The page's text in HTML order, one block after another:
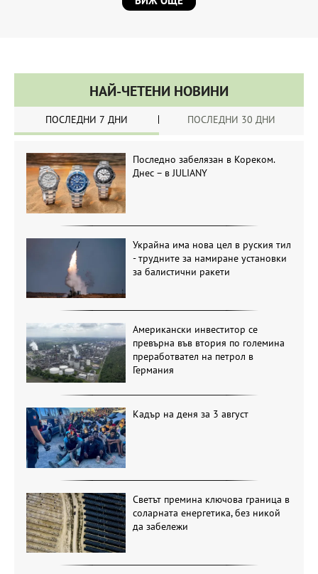
НАЙ-ЧЕТЕНИ НОВИНИ
ПОСЛЕДНИ 7 ДНИ ПОСЛЕДНИ 30 ДНИ
Последно забелязан в Кореком.
Днес – в JULIANY
Украйна има нова цел в руския тил
- трудните за намиране установки
за балистични ракети
Американски инвеститор се
превърна във втория по големина
преработвател на петрол в
Германия
Кадър на деня за 3 август
Светът премина ключова граница в
соларната енергетика, без никой
да забележи